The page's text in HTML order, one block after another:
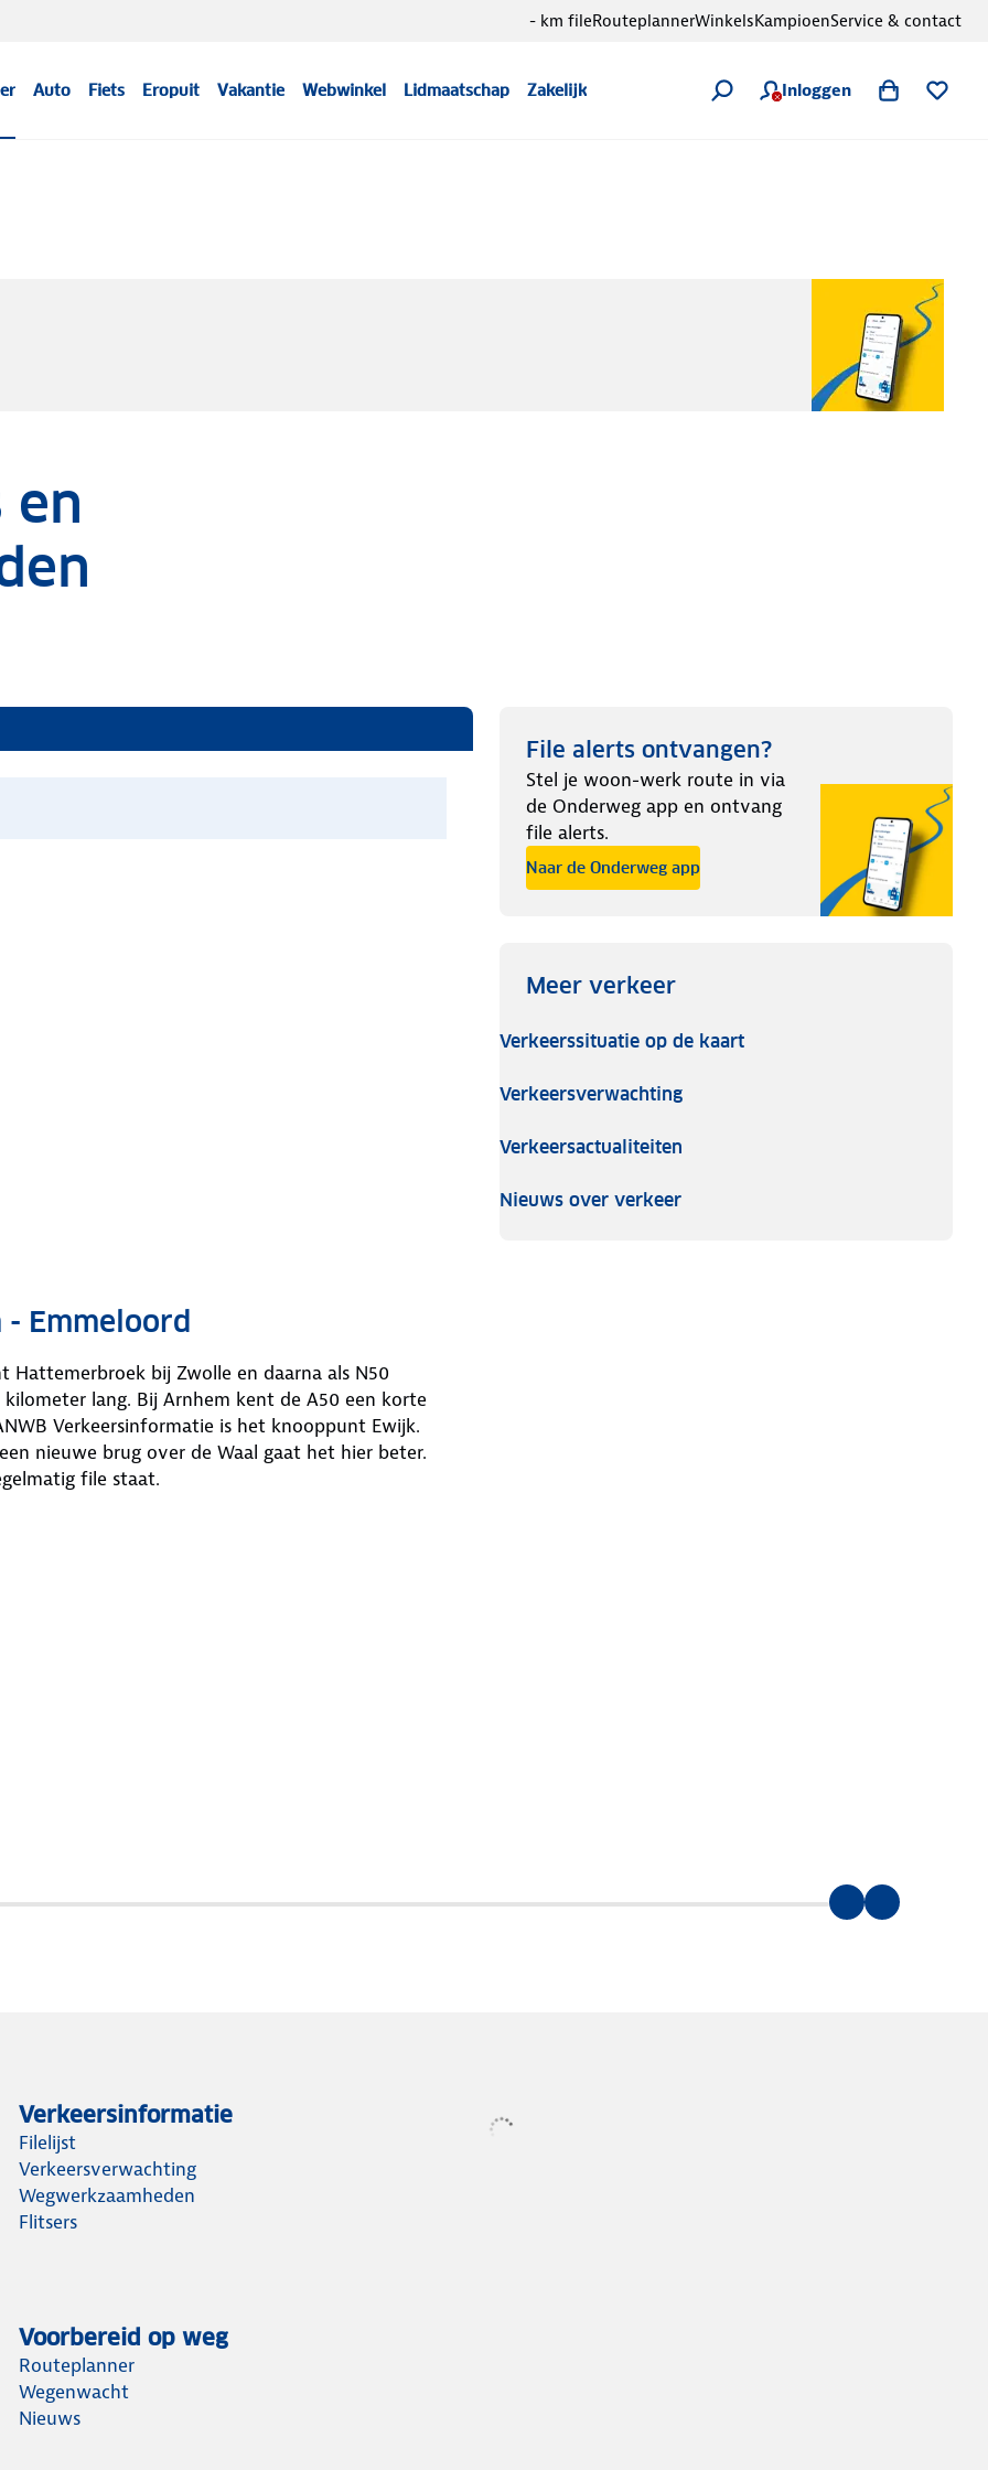
Auto Fiets Eropuit Vakantie Webwinkel Lidmaatschap Zakelijk Inloggen
- km fileRouteplannerWinkelsKampioenService & contact
en
File alerts ontvangen?
Stel je woon-werk route in via
de Onderweg app en ontvang
file alerts.
Naar de Onderweg app
Meer verkeer
Verkeerssituatie op de kaart
Verkeersverwachting
Verkeersactualiteiten
Nieuws over verkeer
Emmeloord
bij Zwolle en daarna als N50
lang. Bij Arnhem kent de A50 een korte
Verkeersinformatie is het knooppunt Ewijk.
nieuwe brug over de Waal gaat het hier beter.
file staat.
Verkeersinformatie
Filelijst
Verkeersverwachting
Wegwerkzaamheden
Flitsers
Voorbereid op weg
Routeplanner
Wegenwacht
Nieuws